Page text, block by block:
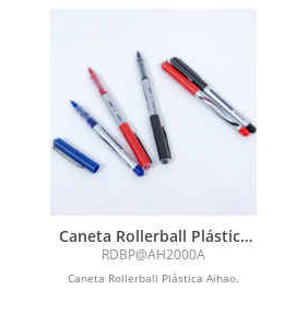
Caneta Rollerball Plástica
Aihao
RDBP@AH2000A
Caneta Rollerball Plástica Aihao.